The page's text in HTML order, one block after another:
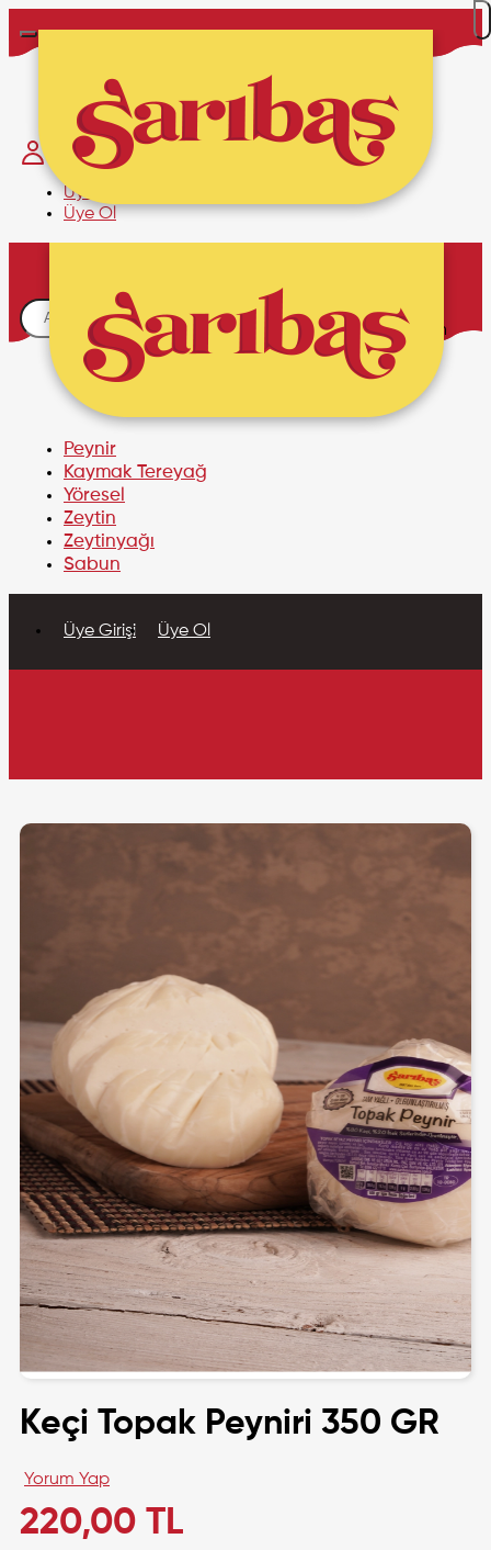
Hakkımızda
İletişim
Üye Girişi
Üye Ol
Sepetim
Alışveriş sepetinizde ürün
bulunmamaktadır.
Peynir
Kaymak Tereyağ
Yöresel
Zeytin
Zeytinyağı
Sabun
Üye Girişi Üye Ol
Keçi Topak Peyniri 350 GR
Yorum Yap
220,00 TL